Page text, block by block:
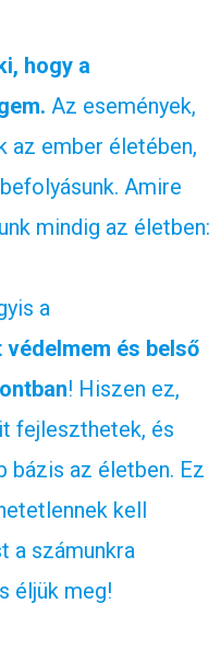
hogy a
Az események,
az ember életében,
Amire
mindig az életben:
a
védelmem és belső
! Hiszen ez,
fejleszthetek, és
bázis az életben. Ez
kell
a számunkra
éljük meg!